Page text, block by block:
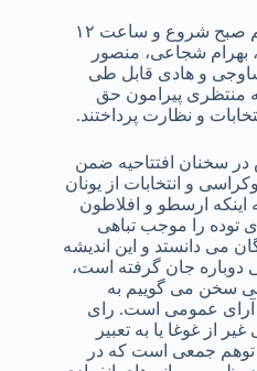
در این نشست که ازساعت ۸ و نیم صبح شروع و ساعت ۱۲
بهرام شجاعی، منصور
و هادی قابل طی
منتظری پیرامون حق
و نظارت پرداختند.
در سخنان افتتاحیه ضمن
و انتخابات از یونان
اینکه ارسطو و افلاطون
توده را موجب تباهی
می دانستد و این اندیشه
دوباره جان گرفته است،
سخن می گوییم به
آرای عمومی است. رای
از غوغا یا به تعبیر
توهم جمعی است که در